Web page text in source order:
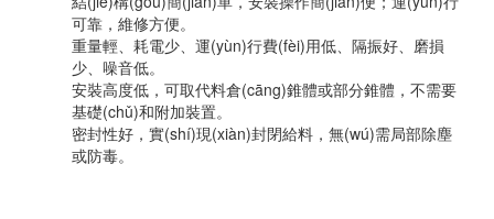
可靠，維修方便。
重量輕、耗電少、運(yùn)行費(fèi)用低、隔振好、磨損
少、噪音低。
安裝高度低，可取代料倉(cāng)錐體或部分錐體，不需要
基礎(chǔ)和附加裝置。
密封性好，實(shí)現(xiàn)封閉給料，無(wú)需局部除塵
或防毒。